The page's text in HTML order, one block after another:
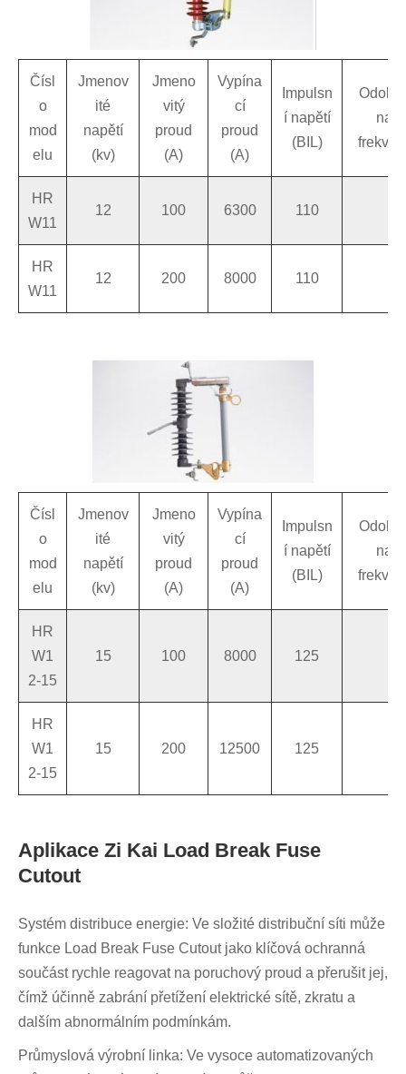
Čísl
o
mod
elu
Jmenov
ité
napětí
(kv)
Jmeno
vitý
proud
(A)
Vypína
cí
proud
(A)
Impulsn
í napětí
(BIL)
HR
W11
12 100 6300 110
HR
W11
12 200 8000 110
Čísl
o
mod
elu
Jmenov
ité
napětí
(kv)
Jmeno
vitý
proud
(A)
Vypína
cí
proud
(A)
Impulsn
í napětí
(BIL)
HR
W1
2-15
15 100 8000 125
HR
W1
2-15
15 200 12500 125
Aplikace Zi Kai Load Break Fuse
Cutout
Systém distribuce energie: Ve složité distribuční síti může
funkce Load Break Fuse Cutout jako klíčová ochranná
součást rychle reagovat na poruchový proud a přerušit jej,
čímž účinně zabrání přetížení elektrické sítě, zkratu a
dalším abnormálním podmínkám.
Průmyslová výrobní linka: Ve vysoce automatizovaných